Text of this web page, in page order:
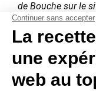
de Bouche sur le
https://www.carsat-
alsacemoselle.fr/
risques-
preventi/les-